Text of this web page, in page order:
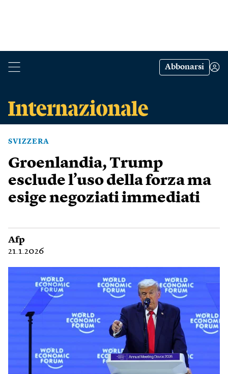
Abbonarsi
SVIZZERA
Groenlandia, Trump
esclude l’uso della forza ma
esige negoziati immediati
Afp
21.1.2026